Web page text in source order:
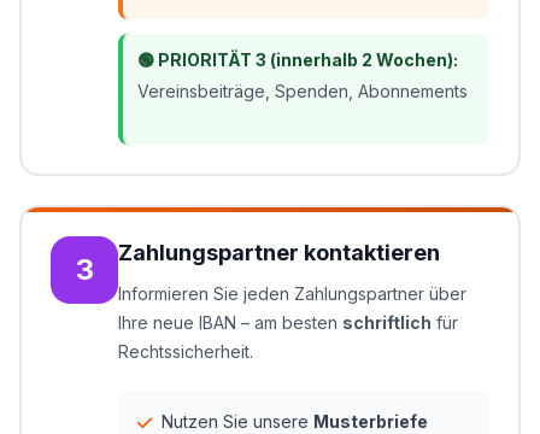
🟢 PRIORITÄT 3 (innerhalb 2 Wochen):
Vereinsbeiträge, Spenden, Abonnements
3 Zahlungspartner kontaktieren
Informieren Sie jeden Zahlungspartner über
Ihre neue IBAN – am besten schriftlich für
Rechtssicherheit.
Nutzen Sie unsere Musterbriefe